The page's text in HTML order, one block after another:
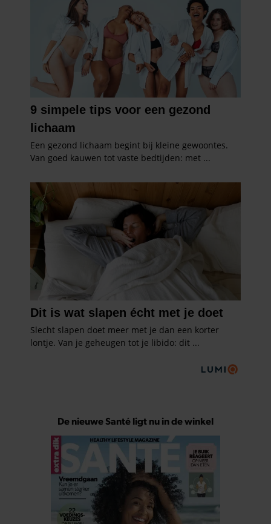
De nieuwe Santé ligt nu in de winkel